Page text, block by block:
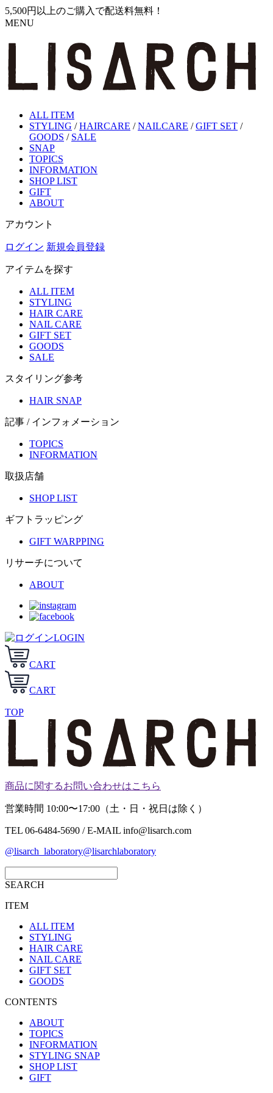
5,500円以上のご購入で配送料無料！
MENU
ALL ITEM
STYLING /HAIRCARE /NAILCARE /GIFT SET /
GOODS / SALE
SNAP
TOPICS
INFORMATION
SHOP LIST
GIFT
ABOUT
アカウント
ログイン 新規会員登録
アイテムを探す
ALL ITEM
STYLING
HAIR CARE
NAIL CARE
GIFT SET
GOODS
SALE
スタイリング参考
HAIR SNAP
記事 / インフォメーション
TOPICS
INFORMATION
取扱店舗
SHOP LIST
ギフトラッピング
GIFT WARPPING
リサーチについて
ABOUT
LOGIN
CART
CART
TOP
商品に関するお問い合わせはこちら
営業時間 10:00〜17:00（土・日・祝日は除く）
TEL 06-6484-5690 / E-MAIL info@lisarch.com
@lisarch_laboratory@lisarchlaboratory
SEARCH
ITEM
ALL ITEM
STYLING
HAIR CARE
NAIL CARE
GIFT SET
GOODS
CONTENTS
ABOUT
TOPICS
INFORMATION
STYLING SNAP
SHOP LIST
GIFT